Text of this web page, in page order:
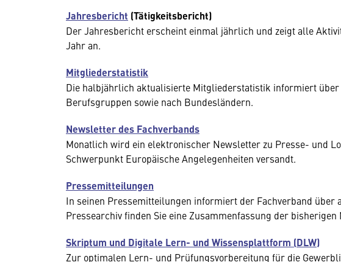
Jahresbericht (Tätigkeitsbericht)
Der Jahresbericht erscheint einmal jährlich und zeigt alle
Jahr an.
Mitgliederstatistik
Die halbjährlich aktualisierte Mitgliederstatistik informiert über
Berufsgruppen sowie nach Bundesländern.
Newsletter des Fachverbands
Monatlich wird ein elektronischer Newsletter zu Presse- und
Schwerpunkt Europäische Angelegenheiten versandt.
Pressemitteilungen
In seinen Pressemitteilungen informiert der Fachverband über
Pressearchiv finden Sie eine Zusammenfassung der bisherigen
Skriptum und Digitale Lern- und Wissensplattform (DLW)
Zur optimalen Lern- und Prüfungsvorbereitung für die